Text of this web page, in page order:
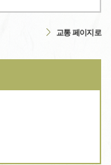
교통 페이지로